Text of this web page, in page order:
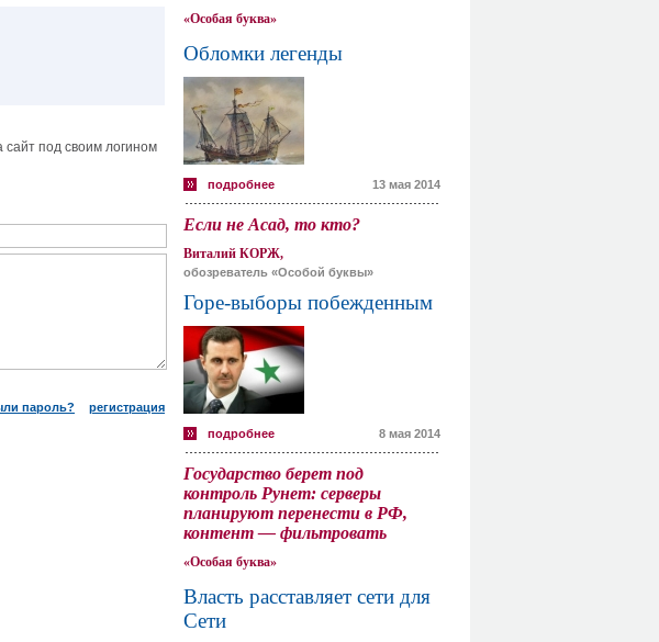
под своим логином
пароль? регистрация
«Особая буква»
Обломки легенды
подробнее 13 мая 2014
Если не Асад, то кто?
Виталий КОРЖ,
обозреватель «Особой буквы»
Горе-выборы побежденным
подробнее 8 мая 2014
Государство берет под
контроль Рунет: серверы
планируют перенести в РФ,
контент — фильтровать
«Особая буква»
Власть расставляет сети для
Сети